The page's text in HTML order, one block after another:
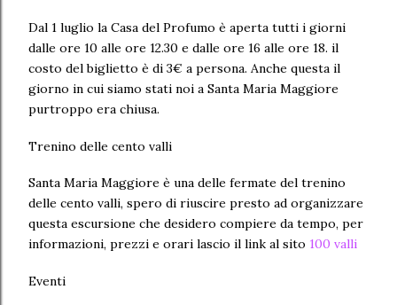
Dal 1 luglio la Casa del Profumo è aperta tutti i giorni
dalle ore 10 alle ore 12.30 e dalle ore 16 alle ore 18. il
costo del biglietto è di 3€ a persona. Anche questa il
giorno in cui siamo stati noi a Santa Maria Maggiore
purtroppo era chiusa.
Trenino delle cento valli
Santa Maria Maggiore è una delle fermate del trenino
delle cento valli, spero di riuscire presto ad organizzare
questa escursione che desidero compiere da tempo, per
informazioni, prezzi e orari lascio il link al sito 100 valli
Eventi